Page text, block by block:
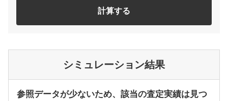
計算する
シミュレーション結果
参照データが少ないため、該当の査定実績は見つ